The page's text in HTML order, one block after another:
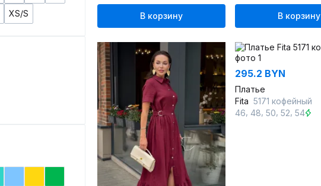
XS/S В корзину В корзину
295.2 BYN
Платье
Fita 5171 кофейный
46 48 50 52 54